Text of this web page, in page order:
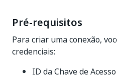
Pré-requisitos
Para criar uma conexão,
credenciais:
ID da Chave de Acesso